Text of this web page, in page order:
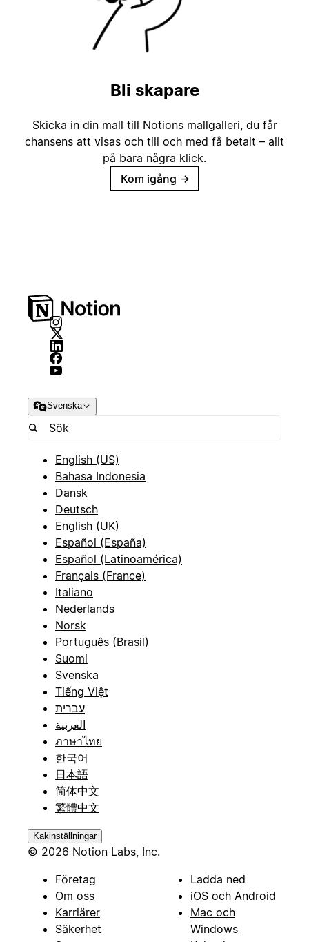
Bli skapare
Skicka in din mall till Notions mallgalleri, du får
chansens att visas och till och med få betalt – allt
på bara några klick.
Kom igång →
Svenska
English (US)
Bahasa Indonesia
Dansk
Deutsch
English (UK)
Español (España)
Español (Latinoamérica)
Français (France)
Italiano
Nederlands
Norsk
Português (Brasil)
Suomi
Svenska
Tiếng Việt
עברית
العربية
ภาษาไทย
한국어
日本語
简体中文
繁體中文
Kakinställningar
© 2026 Notion Labs, Inc.
Företag
Om oss
Karriärer
Säkerhet
Ladda ned
iOS och Android
Mac och
Windows